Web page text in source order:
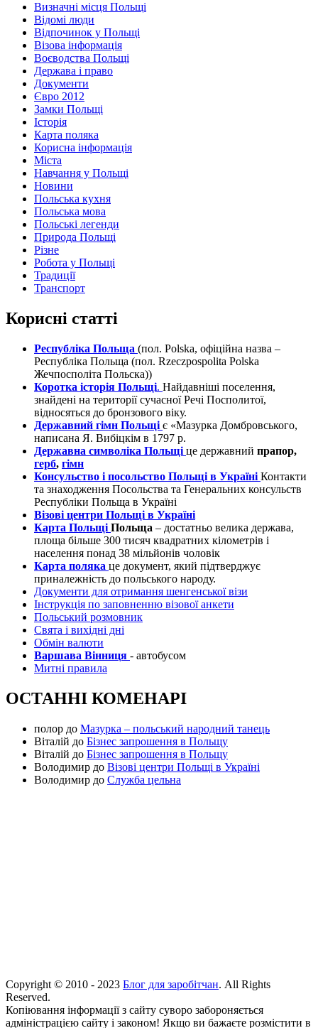
Визначні місця Польщі
Відомі люди
Відпочинок у Польщі
Візова інформація
Воєводства Польщі
Держава і право
Документи
Євро 2012
Замки Польщі
Історія
Карта поляка
Корисна інформація
Міста
Навчання у Польщі
Новини
Польська кухня
Польська мова
Польські легенди
Природа Польщі
Різне
Робота у Польщі
Традиції
Транспорт
Корисні статті
Республіка Польща (пол. Polska, офіційна назва –
Республіка Польща (пол. Rzeczpospolita Polska
Жечпосполіта Польска))
Коротка історія Польщі. Найдавніші поселення,
знайдені на території сучасної Речі Посполитої,
відносяться до бронзового віку.
Державний гімн Польщі є «Мазурка Домбровського,
написана Я. Вибіцкім в 1797 р.
Державна символіка Польщі це державний прапор,
герб, гімн
Консульство і посольство Польщі в Україні Контакти
та знаходження Посольства та Генеральних консульств
Республіки Польща в Україні
Візові центри Польщі в Україні
Карта Польщі Польща – достатньо велика держава,
площа більше 300 тисяч квадратних кілометрів і
населення понад 38 мільйонів чоловік
Карта поляка це документ, який підтверджує
приналежність до польського народу.
Документи для отримання шенгенської візи
Інструкція по заповненню візової анкети
Польський розмовник
Свята і вихідні дні
Обмін валюти
Варшава Вінниця - автобусом
Митні правила
ОСТАННІ КОМЕНАРІ
полор до Мазурка – польський народний танець
Віталій до Бізнес запрошення в Польщу
Віталій до Бізнес запрошення в Польщу
Володимир до Візові центри Польщі в Україні
Володимир до Служба цельна
Copyright © 2010 - 2023 Блог для заробітчан. All Rights
Reserved.
Копіювання інформації з сайту суворо забороняється
адміністрацією сайту і законом! Якщо ви бажаєте розмістити в